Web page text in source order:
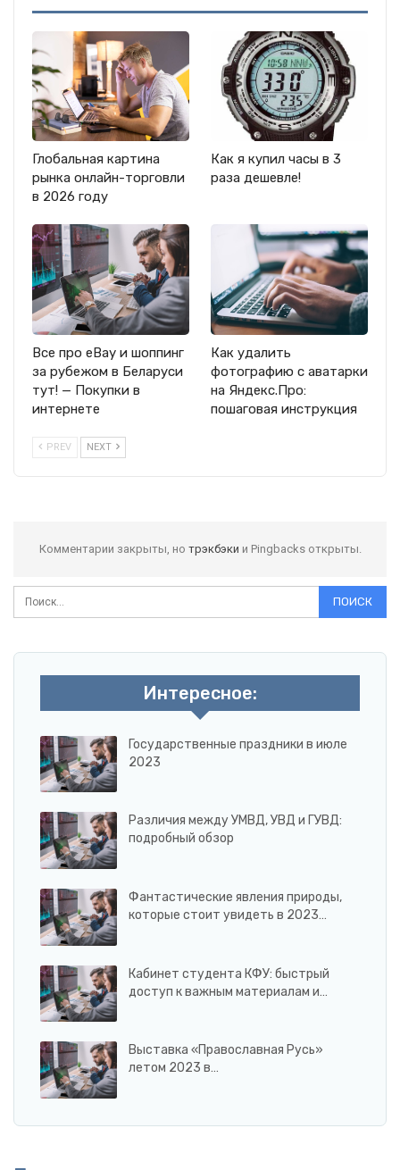
Глобальная картина
рынка онлайн-торговли
в 2026 году
Как я купил часы в 3
раза дешевле!
Все про eBay и шоппинг
за рубежом в Беларуси
тут! — Покупки в
интернете
Как удалить
фотографию с аватарки
на Яндекс.Про:
пошаговая инструкция
PREV NEXT
Комментарии закрыты, но трэкбэки и Pingbacks открыты.
Интересное:
Государственные праздники в июле
2023
Различия между УМВД, УВД и ГУВД:
подробный обзор
Фантастические явления природы,
которые стоит увидеть в 2023…
Кабинет студента КФУ: быстрый
доступ к важным материалам и…
Выставка «Православная Русь»
летом 2023 в…